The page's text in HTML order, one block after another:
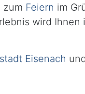
zum Feiern im
wird Ihnen
Eisenach